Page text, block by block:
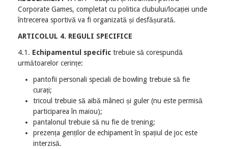
Corporate Games, completat cu politica clubului/locației unde
întrecerea sportivă va fi organizată și desfășurată.
ARTICOLUL 4. REGULI SPECIFICE
4.1. Echipamentul specific trebuie să corespundă
următoarelor cerințe:
pantofii personali speciali de bowling trebuie să fie
curați;
tricoul trebuie să aibă mâneci și guler (nu este permisă
participarea în maiou);
pantalonul trebuie să nu fie de trening;
prezența genților de echipament în spațiul de joc este
interzisă.